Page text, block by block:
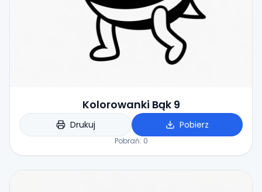
Kolorowanki Bąk 9
Drukuj Pobierz
Pobrań: 0